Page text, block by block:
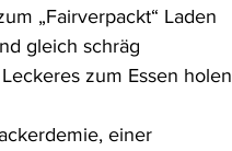
„Fairverpackt“ Laden
gleich schräg
zum Essen holen
einer